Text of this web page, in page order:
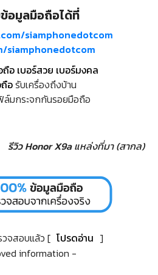
อมูลมือถือได้ที่
siamphonedotcom
siamphonedotcom
อ เบอร์สวย เบอร์มงคล
อรับเครื่องถึงบ้าน
มกระจกกันรอยมือถือ
รีวิว Honor X9a แหล่งที่มา (สากล)
จสอบแล้ว [ โปรดอ่าน ]
information -